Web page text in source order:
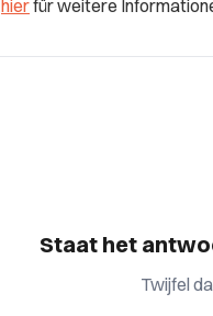
hierfür weitere
Staat het
Twijfel